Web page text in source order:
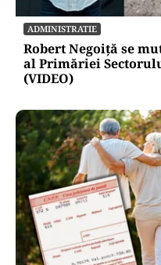
ADMINISTRATIE
Robert Negoiță se
al Primăriei
(VIDEO)